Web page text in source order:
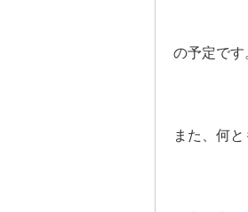
の予定です
また、何